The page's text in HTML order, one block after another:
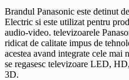
Brandul Panasonic este detinut
Electric si este utilizat pentru
audio-video. televizoarele
ridicat de calitate impus de
acestea avand integrate cele
se regasesc televizoare LED,
3D.